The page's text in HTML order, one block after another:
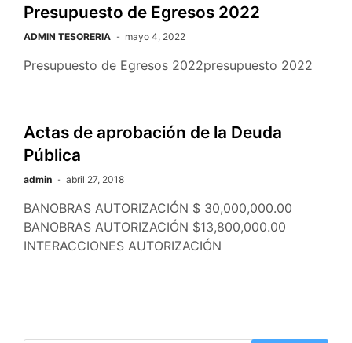
Presupuesto de Egresos 2022
ADMIN TESORERIA mayo 4, 2022
Presupuesto de Egresos 2022presupuesto 2022
Actas de aprobación de la Deuda
Pública
admin abril 27, 2018
BANOBRAS AUTORIZACIÓN $ 30,000,000.00
BANOBRAS AUTORIZACIÓN $13,800,000.00
INTERACCIONES AUTORIZACIÓN